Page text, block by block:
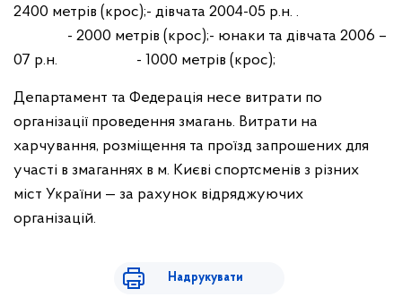
2400 метрів (крос);- дівчата 2004-05 р.н. .
- 2000 метрів (крос);- юнаки та дівчата 2006 –
07 р.н. - 1000 метрів (крос);
Департамент та Федерація несе витрати по
організації проведення змагань. Витрати на
харчування, розміщення та проїзд запрошених для
участі в змаганнях в м. Києві спортсменів з різних
міст України — за рахунок відряджуючих
організацій.
Надрукувати